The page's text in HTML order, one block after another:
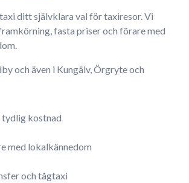
ditt självklara val för taxiresor. Vi
fasta priser och förare med
och även i Kungälv, Örgryte och
tydlig kostnad
med lokalkännedom
och tågtaxi